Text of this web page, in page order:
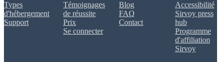
Types
d'hébergement
Support
Témoignages
de réussite
Prix
Se connecter
Blog
FAQ
Contact
Accessibilité
Sirvoy press
hub
Programme
d'affiliation
Sirvoy